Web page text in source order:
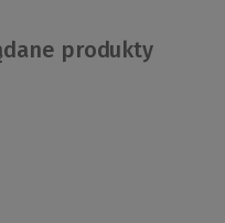
produkty